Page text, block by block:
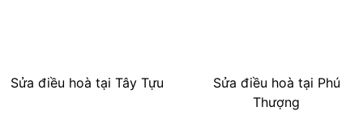
Sửa điều hoà tại Tây Tựu
Sửa điều hoà tại Phú
Thượng